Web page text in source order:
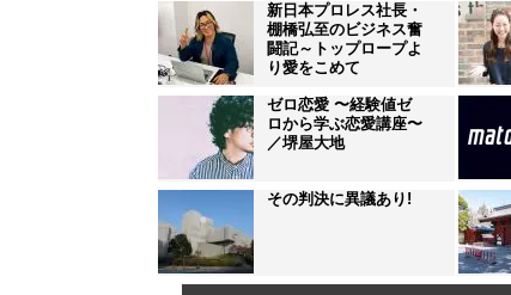
新日本プロレス社長・
棚橋弘至のビジネス奮
闘記～トップロープよ
り愛をこめて
ゼロ恋愛 〜経験値ゼ
ロから学ぶ恋愛講座〜
／堺屋大地
その判決に異議あり!